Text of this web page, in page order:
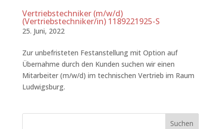
Vertriebstechniker (m/w/d)
(Vertriebstechniker/in) 1189221925-S
25. Juni, 2022
Zur unbefristeten Festanstellung mit Option auf
Übernahme durch den Kunden suchen wir einen
Mitarbeiter (m/w/d) im technischen Vertrieb im Raum
Ludwigsburg.